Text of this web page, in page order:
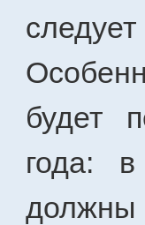
будет
года:
должны